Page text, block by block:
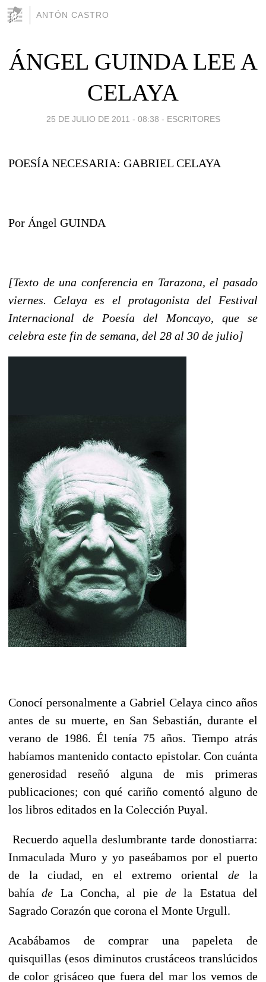
ANTÓN CASTRO
ÁNGEL GUINDA LEE A
CELAYA
25 DE JULIO DE 2011 - 08:38 - ESCRITORES
POESÍA NECESARIA: GABRIEL CELAYA
Por Ángel GUINDA
[Texto de una conferencia en Tarazona, el pasado
viernes. Celaya es el protagonista del Festival
Internacional de Poesía del Moncayo, que se
celebra este fin de semana, del 28 al 30 de julio]
Conocí personalmente a Gabriel Celaya cinco años
antes de su muerte, en San Sebastián, durante el
verano de 1986. Él tenía 75 años. Tiempo atrás
habíamos mantenido contacto epistolar. Con cuánta
generosidad reseñó alguna de mis primeras
publicaciones; con qué cariño comentó alguno de
los libros editados en la Colección Puyal.
Recuerdo aquella deslumbrante tarde donostiarra:
Inmaculada Muro y yo paseábamos por el puerto
de la ciudad, en el extremo oriental de la
bahíade La Concha, al piede la Estatua del
Sagrado Corazón que corona el Monte Urgull.
Acabábamos de comprar una papeleta de
quisquillas (esos diminutos crustáceos translúcidos
de color grisáceo que fuera del mar los vemos de